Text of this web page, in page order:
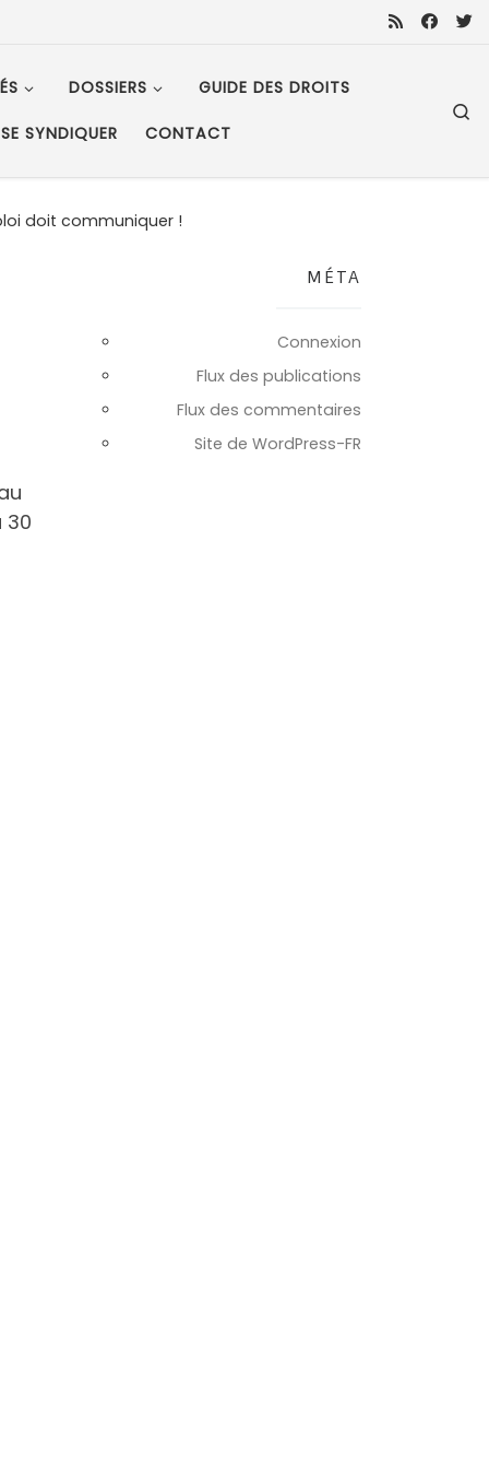
DOSSIERS GUIDE DES DROITS
SE SYNDIQUER CONTACT
doit communiquer !
30
MÉTA
Connexion
Flux des publications
Flux des commentaires
Site de WordPress-FR